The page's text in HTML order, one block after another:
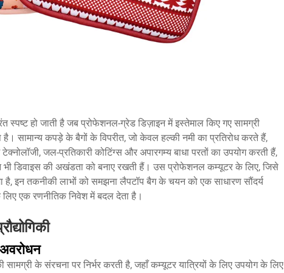
हो जाती है जब प्रोफेशनल-ग्रेड डिज़ाइन में इस्तेमाल किए गए सामग्री
है। सामान्य कपड़े के बैगों के विपरीत, जो केवल हल्की नमी का प्रतिरोध करते हैं,
जल-प्रतिकारी कोटिंग्स और अपारगम्य बाधा परतों का उपयोग करती हैं,
भी डिवाइस की अखंडता को बनाए रखती हैं। उस प्रोफेशनल कम्यूटर के लिए, जिसे
है, इन तकनीकी लाभों को समझना लैपटॉप बैग के चयन को एक साधारण सौंदर्य
लिए एक रणनीतिक निवेश में बदल देता है।
सामग्री के संरचना पर निर्भर करती है, जहाँ कम्यूटर यात्रियों के लिए उपयोग के लिए